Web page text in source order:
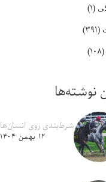
(۱)
(۳۹۱)
(۱۰۸)
نوشته‌ها
شرط‌بندی روی انسان‌ها
۱۲ بهمن ۱۴۰۴